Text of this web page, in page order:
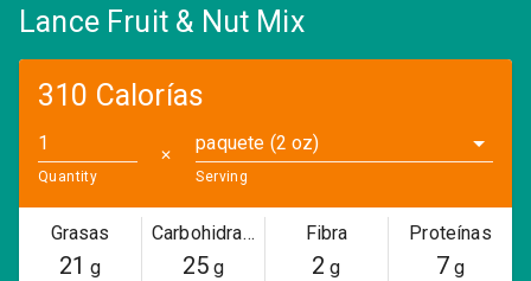
Lance Fruit & Nut Mix
310 Calorías
Quantity
✕
paquete (2 oz)
Serving
Grasas
21 g
Carbohidratos
25g
Fibra
2 g
Proteínas
7g